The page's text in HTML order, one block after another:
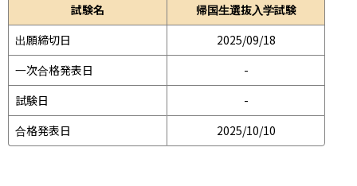
試験名
帰国生選抜入学試験
出願締切日
2025/09/18
一次合格発表日
-
試験日
-
合格発表日
2025/10/10